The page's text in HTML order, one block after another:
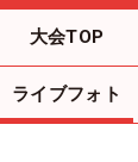
大会TOP
ライブフォト